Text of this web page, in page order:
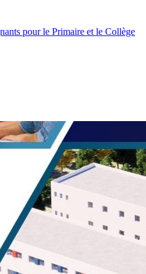
pour le Primaire et le Collège